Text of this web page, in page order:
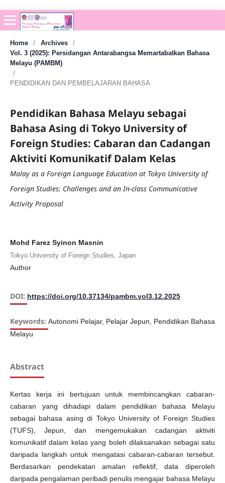
Home / Archives
/
Vol. 3 (2025): Persidangan Antarabangsa Memartabatkan Bahasa
Melayu (PAMBM)
/
PENDIDIKAN DAN PEMBELAJARAN BAHASA
Pendidikan Bahasa Melayu sebagai
Bahasa Asing di Tokyo University of
Foreign Studies: Cabaran dan Cadangan
Aktiviti Komunikatif Dalam Kelas
Malay as a Foreign Language Education at Tokyo University of
Foreign Studies: Challenges and an In-class Communicative
Activity Proposal
Mohd Farez Syinon Masnin
Tokyo University of Foreign Studies, Japan
Author
DOI: https://doi.org/10.37134/pambm.vol3.12.2025
Keywords: Autonomi Pelajar, Pelajar Jepun, Pendidikan Bahasa
Melayu
Abstract
Kertas kerja ini bertujuan untuk membincangkan cabaran-
cabaran yang dihadapi dalam pendidikan bahasa Melayu
sebagai bahasa asing di Tokyo University of Foreign Studies
(TUFS), Jepun, dan mengemukakan cadangan aktiviti
komunikatif dalam kelas yang boleh dilaksanakan sebagai satu
daripada langkah untuk mengatasi cabaran-cabaran tersebut.
Berdasarkan pendekatan amalan reflektif, data diperoleh
daripada pengalaman peribadi penulis mengajar bahasa Melayu